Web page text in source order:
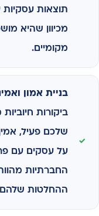
תוצאות
מכיוון שהיא
מקומיים.
בניית אמון
ביקורות
שלכם פעיל,
על עסקים עם
החברתיות
ההחלטות